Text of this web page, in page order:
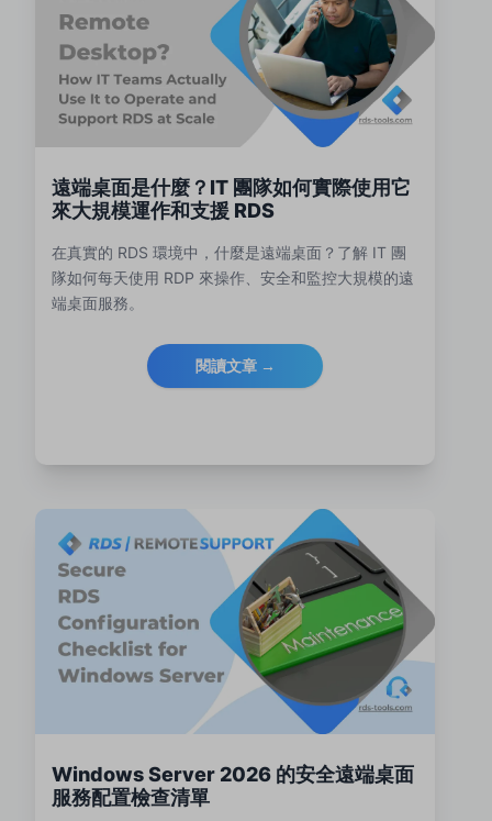
遠端桌面是什麼？IT 團隊如何實際使用它
來大規模運作和支援 RDS
在真實的 RDS 環境中，什麼是遠端桌面？了解 IT 團
隊如何每天使用 RDP 來操作、安全和監控大規模的遠
端桌面服務。
閱讀文章 →
Windows Server 2026 的安全遠端桌面
服務配置檢查清單